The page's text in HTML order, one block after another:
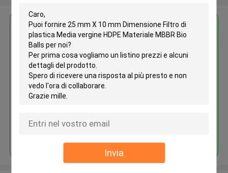
Invia
Ottieni il miglior prezzo per
25 mm X 10 mm Dimensione
Filtro di plastica Media vergine
HDPE Materiale MBBR Bio Balls